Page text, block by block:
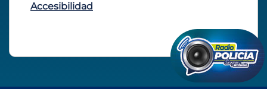
Accesibilidad